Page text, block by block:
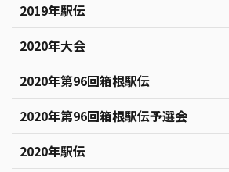
2019年駅伝
2020年大会
2020年第96回箱根駅伝
2020年第96回箱根駅伝予選会
2020年駅伝